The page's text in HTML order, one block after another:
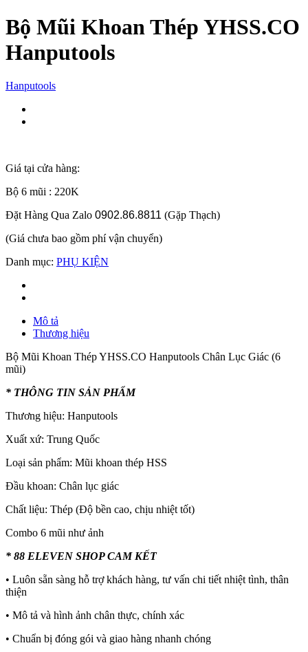
Bộ Mũi Khoan Thép YHSS.CO
Hanputools
Hanputools
Giá tại cửa hàng:
Bộ 6 mũi : 220K
Đặt Hàng Qua Zalo 0902.86.8811 (Gặp Thạch)
(Giá chưa bao gồm phí vận chuyển)
Danh mục: PHỤ KIỆN
Mô tả
Thương hiệu
Bộ Mũi Khoan Thép YHSS.CO Hanputools Chân Lục Giác (6
mũi)
* THÔNG TIN SẢN PHẨM
Thương hiệu: Hanputools
Xuất xứ: Trung Quốc
Loại sản phẩm: Mũi khoan thép HSS
Đầu khoan: Chân lục giác
Chất liệu: Thép (Độ bền cao, chịu nhiệt tốt)
Combo 6 mũi như ảnh
* 88 ELEVEN SHOP CAM KẾT
• Luôn sẵn sàng hỗ trợ khách hàng, tư vấn chi tiết nhiệt tình, thân
thiện
• Mô tả và hình ảnh chân thực, chính xác
• Chuẩn bị đóng gói và giao hàng nhanh chóng